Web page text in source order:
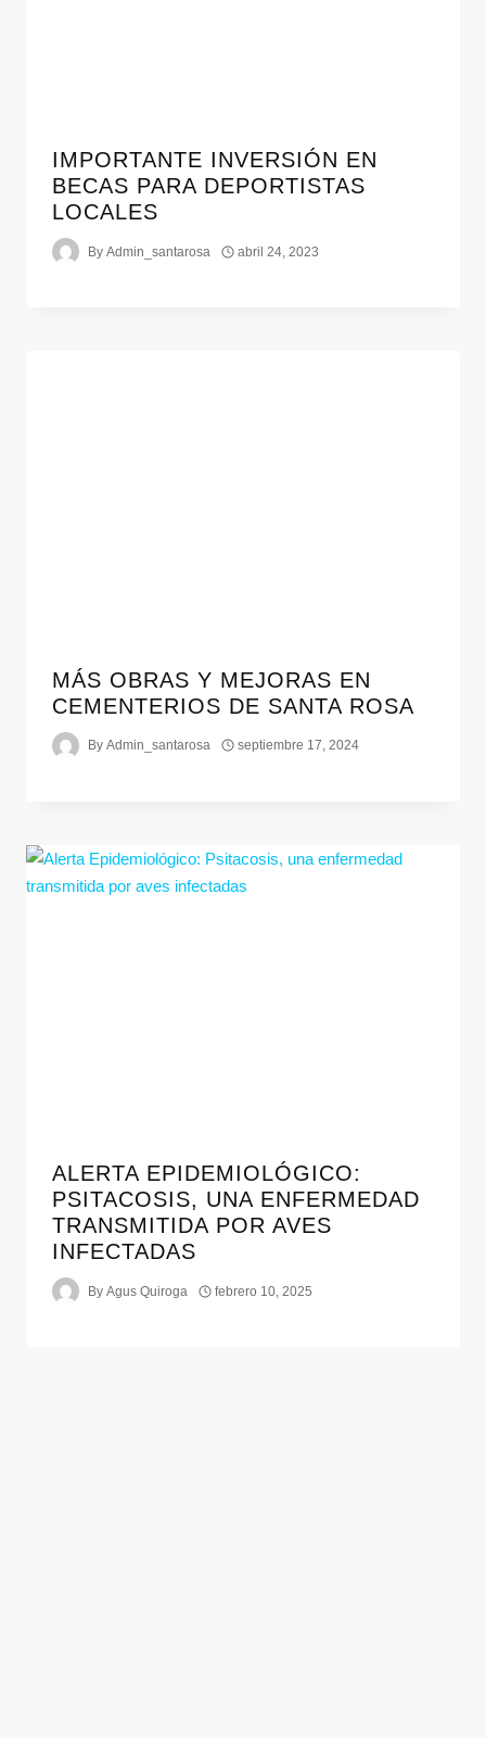
IMPORTANTE INVERSIÓN EN
BECAS PARA DEPORTISTAS
LOCALES
By Admin_santarosa abril 24, 2023
MÁS OBRAS Y MEJORAS EN
CEMENTERIOS DE SANTA ROSA
By Admin_santarosa septiembre 17, 2024
ALERTA EPIDEMIOLÓGICO:
PSITACOSIS, UNA ENFERMEDAD
TRANSMITIDA POR AVES
INFECTADAS
By Agus Quiroga febrero 10, 2025